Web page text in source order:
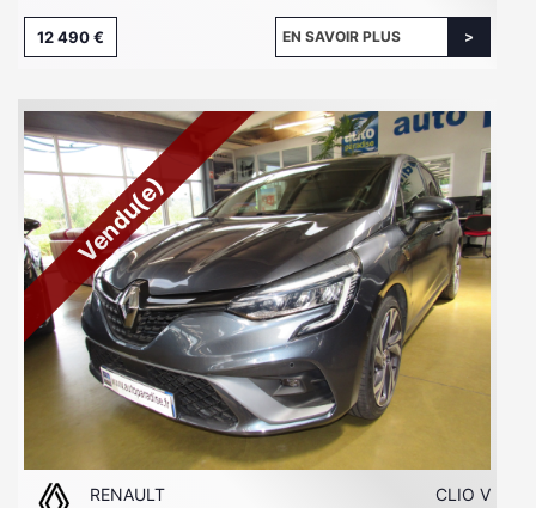
12 490 € EN SAVOIR PLUS
Vendu(e)
RENAULT CLIO V